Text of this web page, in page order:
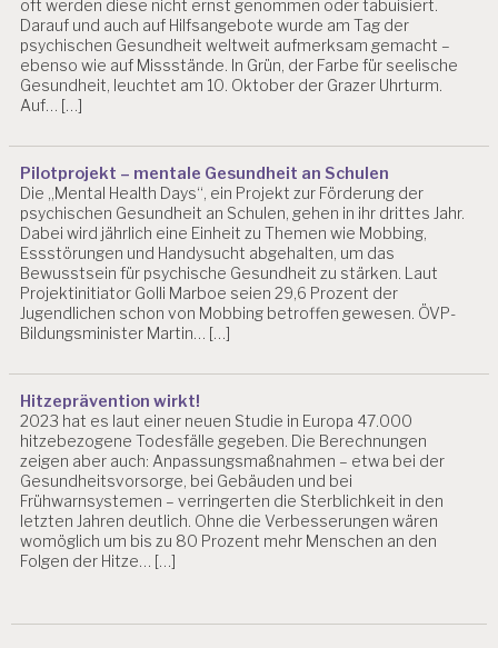
oft werden diese nicht ernst genommen oder tabuisiert.
Darauf und auch auf Hilfsangebote wurde am Tag der
psychischen Gesundheit weltweit aufmerksam gemacht –
ebenso wie auf Missstände. In Grün, der Farbe für seelische
Gesundheit, leuchtet am 10. Oktober der Grazer Uhrturm.
Auf… […]
Pilotprojekt – mentale Gesundheit an Schulen
Die „Mental Health Days“, ein Projekt zur Förderung der
psychischen Gesundheit an Schulen, gehen in ihr drittes Jahr.
Dabei wird jährlich eine Einheit zu Themen wie Mobbing,
Essstörungen und Handysucht abgehalten, um das
Bewusstsein für psychische Gesundheit zu stärken. Laut
Projektinitiator Golli Marboe seien 29,6 Prozent der
Jugendlichen schon von Mobbing betroffen gewesen. ÖVP-
Bildungsminister Martin… […]
Hitzeprävention wirkt!
2023 hat es laut einer neuen Studie in Europa 47.000
hitzebezogene Todesfälle gegeben. Die Berechnungen
zeigen aber auch: Anpassungsmaßnahmen – etwa bei der
Gesundheitsvorsorge, bei Gebäuden und bei
Frühwarnsystemen – verringerten die Sterblichkeit in den
letzten Jahren deutlich. Ohne die Verbesserungen wären
womöglich um bis zu 80 Prozent mehr Menschen an den
Folgen der Hitze… […]